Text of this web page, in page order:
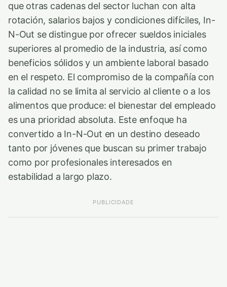
que otras cadenas del sector luchan con alta
rotación, salarios bajos y condiciones difíciles, In-
N-Out se distingue por ofrecer sueldos iniciales
superiores al promedio de la industria, así como
beneficios sólidos y un ambiente laboral basado
en el respeto. El compromiso de la compañía con
la calidad no se limita al servicio al cliente o a los
alimentos que produce: el bienestar del empleado
es una prioridad absoluta. Este enfoque ha
convertido a In-N-Out en un destino deseado
tanto por jóvenes que buscan su primer trabajo
como por profesionales interesados en
estabilidad a largo plazo.
PUBLICIDADE